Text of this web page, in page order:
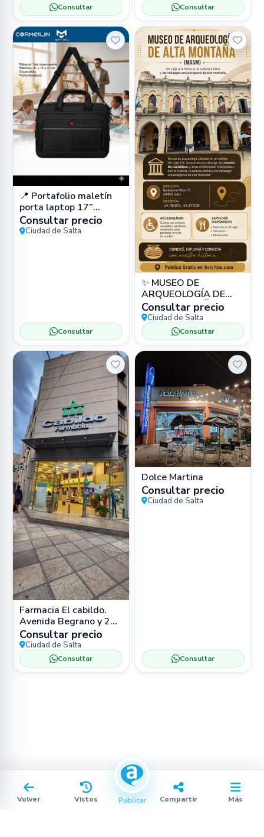
Consultar Consultar
📍 Portafolio maletín
porta laptop 17”
impermeable (cuero
PU) en Zona Sur, Salta
Consultar precio
Ciudad de Salta
Consultar
✨ MUSEO DE
ARQUEOLOGÍA DE
ALTA MONTAÑA
(MAAM) 📍 Bartolomé
Mitre 77, Salta 🏛️
Museo
Consultar precio
Ciudad de Salta
Consultar
Farmacia El cabildo.
Avenida Begrano y 25
de Mayo. Salta
Consultar precio
Ciudad de Salta
Consultar
Dolce Martina
Consultar precio
Ciudad de Salta
Consultar
Volver Vistos Publicar Compartir Más